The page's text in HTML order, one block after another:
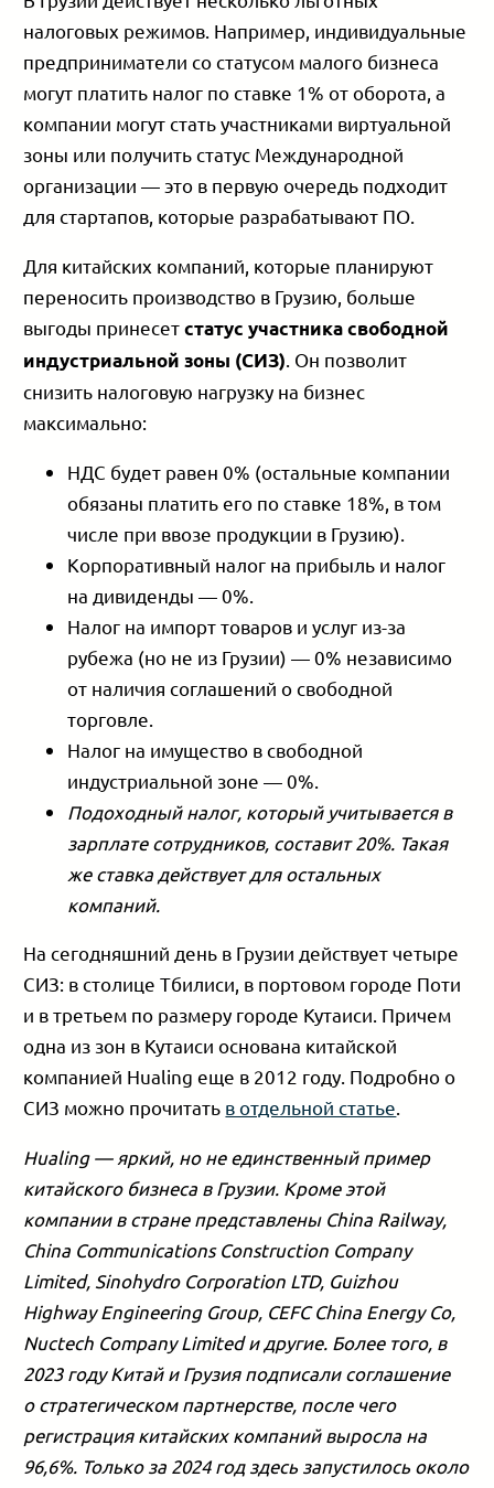
налоговых режимов. Например, индивидуальные
предприниматели со статусом малого бизнеса
могут платить налог по ставке 1% от оборота, а
компании могут стать участниками виртуальной
зоны или получить статус Международной
организации — это в первую очередь подходит
для стартапов, которые разрабатывают ПО.
Для китайских компаний, которые планируют
переносить производство в Грузию, больше
выгоды принесетстатус участника свободной
индустриальной зоны (СИЗ) . Он позволит
снизить налоговую нагрузку на бизнес
максимально:
НДС будет равен 0% (остальные компании
обязаны платить его по ставке 18%, в том
числе при ввозе продукции в Грузию).
Корпоративный налог на прибыль и налог
на дивиденды — 0%.
Налог на импорт товаров и услуг из-за
рубежа (но не из Грузии) — 0% независимо
от наличия соглашений о свободной
торговле.
Налог на имущество в свободной
индустриальной зоне — 0%.
Подоходный налог, который учитывается в
зарплате сотрудников, составит 20%. Такая
же ставка действует для остальных
компаний.
На сегодняшний день в Грузии действует четыре
СИЗ: в столице Тбилиси, в портовом городе Поти
и в третьем по размеру городе Кутаиси. Причем
одна из зон в Кутаиси основана китайской
компанией Hualing еще в 2012 году. Подробно о
СИЗ можно прочитать в отдельной статье.
Hualing — яркий, но не единственный пример
китайского бизнеса в Грузии. Кроме этой
компании в стране представлены China Railway,
China Communications Construction Company
Limited, Sinohydro Corporation LTD, Guizhou
Highway Engineering Group, CEFC China Energy Co,
Nuctech Company Limited и другие. Более того, в
2023 году Китай и Грузия подписали соглашение
о стратегическом партнерстве, после чего
регистрация китайских компаний выросла на
96,6%. Только за 2024 год здесь запустилось около